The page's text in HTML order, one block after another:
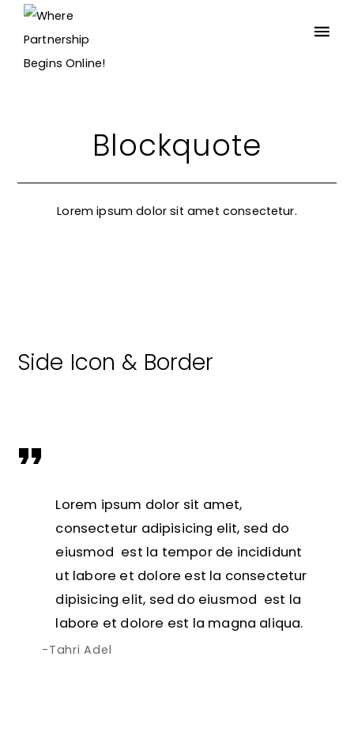
Blockquote
Lorem ipsum dolor sit amet consectetur.
Side Icon & Border
Lorem ipsum dolor sit amet,
consectetur adipisicing elit, sed do
eiusmod est la tempor de incididunt
ut labore et dolore est la consectetur
dipisicing elit, sed do eiusmod est la
labore et dolore est la magna aliqua.
Tahri Adel